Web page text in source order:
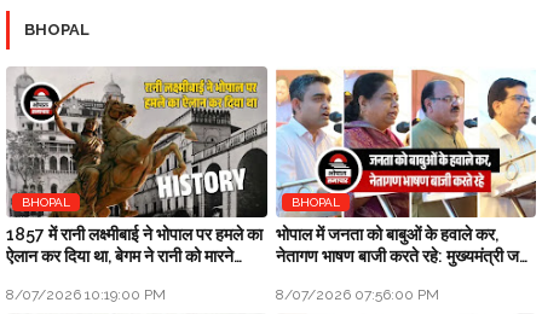
BHOPAL
BHOPAL
1857 में रानी लक्ष्मीबाई ने भोपाल पर हमले का
ऐलान कर दिया था, बेगम ने रानी को मारने
8/07/2026 10:19:00 PM
BHOPAL
भोपाल में जनता को बाबुओं के हवाले कर,
नेतागण भाषण बाजी करते रहे: मुख्यमंत्री जन
8/07/2026 07:56:00 PM